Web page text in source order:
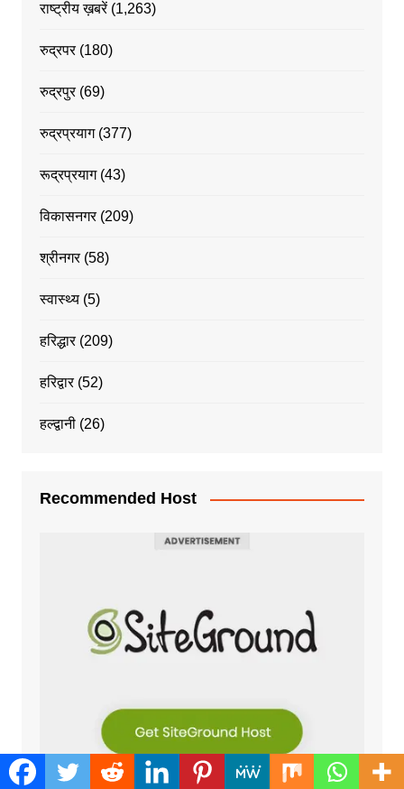
राष्ट्रीय ख़बरें(1,263)
रुद्रपर(180)
रुद्रपुर(69)
रुद्रप्रयाग(377)
रूद्रप्रयाग(43)
विकासनगर(209)
श्रीनगर(58)
स्वास्थ्य(5)
हरिद्धार(209)
हरिद्वार(52)
हल्द्वानी(26)
Recommended Host